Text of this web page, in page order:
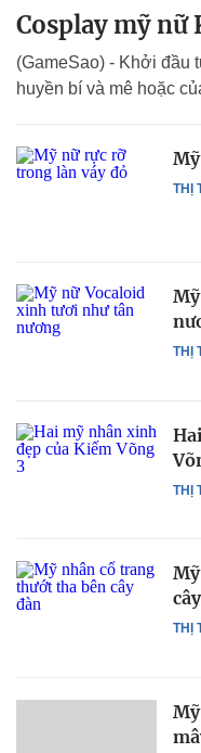
Cosplay mỹ nữ
(GameSao) - Khởi đầu
huyền bí và mê hoặc
THỊ
THỊ
THỊ
THỊ